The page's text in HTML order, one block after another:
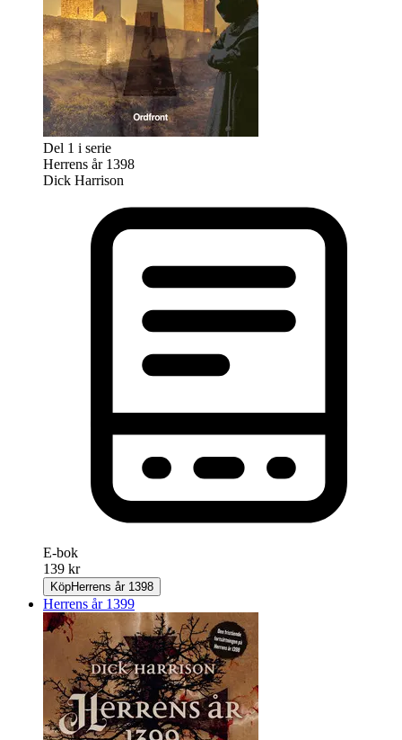
Del 1 i serie
Herrens år 1398
Dick Harrison
E-bok
139 kr
KöpHerrens år 1398
Herrens år 1399